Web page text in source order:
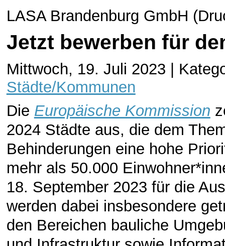
LASA Brandenburg GmbH
Jetzt bewerben für
Mittwoch, 19. Juli 2023 |
Städte/Kommunen
Die Europäische Kommission
2024 Städte aus, die dem
Behinderungen eine hohe
mehr als 50.000
18. September 2023 für die
werden dabei insbesondere
den Bereichen bauliche